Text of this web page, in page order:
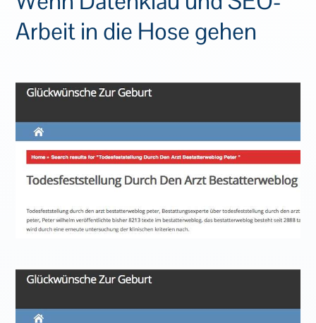
Arbeit in die Hose gehen